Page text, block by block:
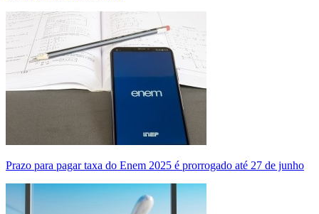
Prazo para pagar taxa do Enem 2025 é prorrogado até 27 de junho